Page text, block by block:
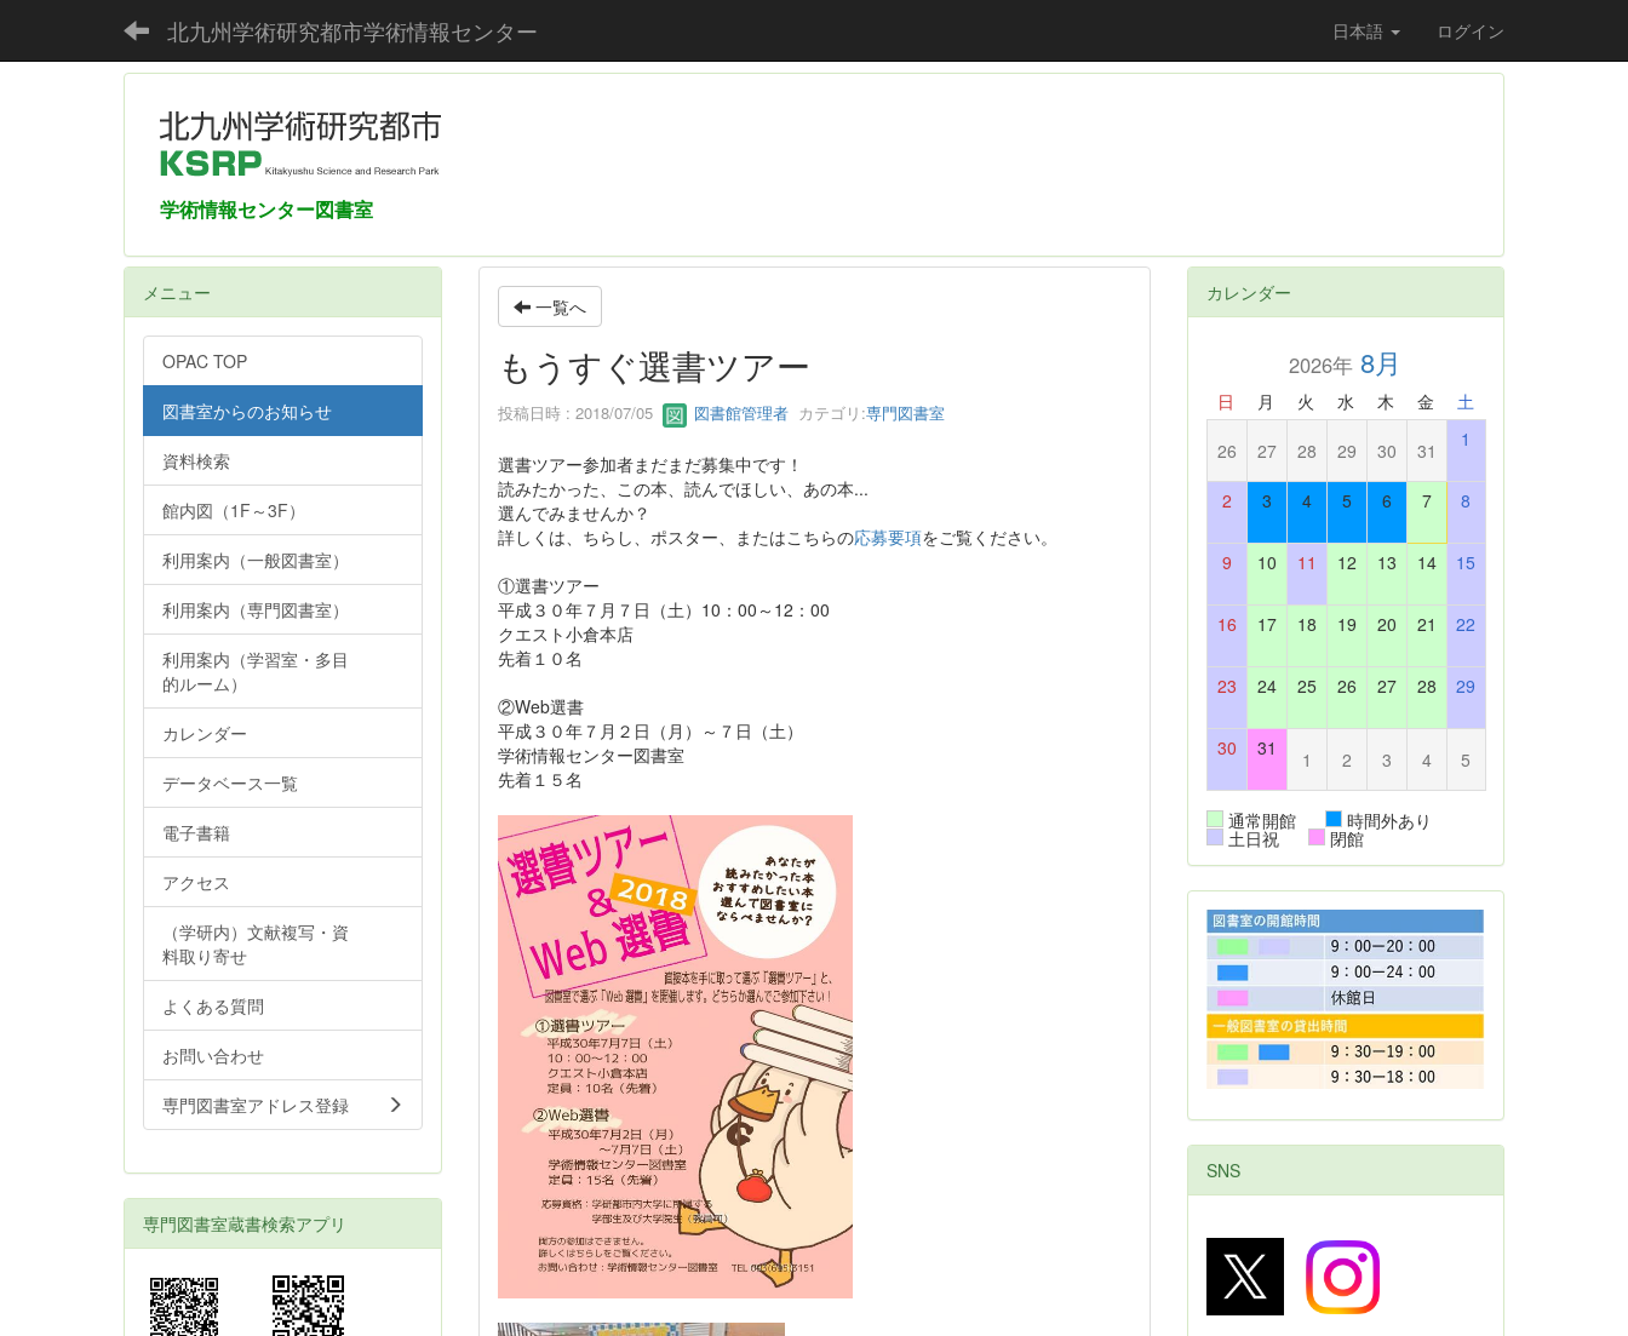
北九州学術研究都市学術情報センター 日本語 ログイン
学術情報センター図書室
一覧へ
もうすぐ選書ツアー
投稿日時 : 2018/07/05 図書館管理者カテゴリ:専門図書室
選書ツアー参加者まだまだ募集中です！
読みたかった、この本、読んでほしい、あの本...
選んでみませんか？
詳しくは、ちらし、ポスター、またはこちらの応募要項をご覧ください。
①選書ツアー
平成３０年７月７日（土）10：00～12：00
クエスト小倉本店
先着１０名
②Web選書
平成３０年７月２日（月）～７日（土）
学術情報センター図書室
先着１５名
メニュー
OPAC TOP
図書室からのお知らせ
資料検索
館内図（1F～3F）
利用案内（一般図書室）
利用案内（専門図書室）
利用案内（学習室・多目
的ルーム）
カレンダー
データベース一覧
電子書籍
アクセス
（学研内）文献複写・資
料取り寄せ
よくある質問
お問い合わせ
専門図書室アドレス登録
専門図書室蔵書検索アプリ
カレンダー
2026年 8月
日 月 火 水 木 金 土
26 27 28 29 30 31 1
2 3 4 5 6 7 8
9 10 11 12 13 14 15
16 17 18 19 20 21 22
23 24 25 26 27 28 29
30 31 1 2 3 4 5
通常開館 時間外あり
土日祝 閉館
SNS